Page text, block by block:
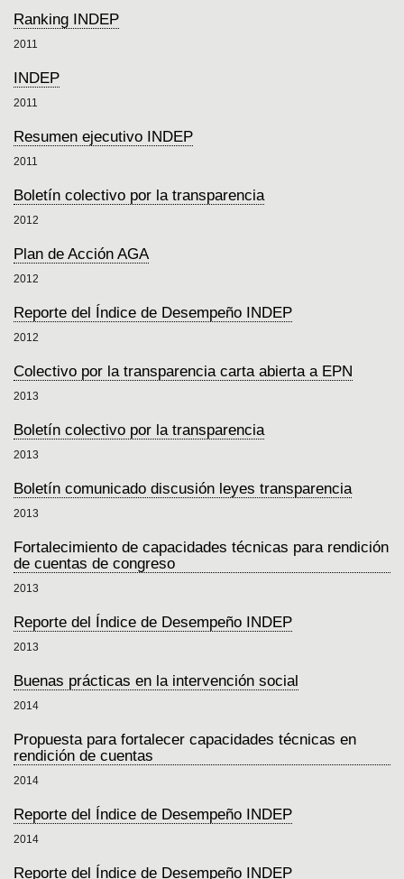
Ranking INDEP
2011
INDEP
2011
Resumen ejecutivo INDEP
2011
Boletín colectivo por la transparencia
2012
Plan de Acción AGA
2012
Reporte del Índice de Desempeño INDEP
2012
Colectivo por la transparencia carta abierta a EPN
2013
Boletín colectivo por la transparencia
2013
Boletín comunicado discusión leyes transparencia
2013
Fortalecimiento de capacidades técnicas para rendición
de cuentas de congreso
2013
Reporte del Índice de Desempeño INDEP
2013
Buenas prácticas en la intervención social
2014
Propuesta para fortalecer capacidades técnicas en
rendición de cuentas
2014
Reporte del Índice de Desempeño INDEP
2014
Reporte del Índice de Desempeño INDEP